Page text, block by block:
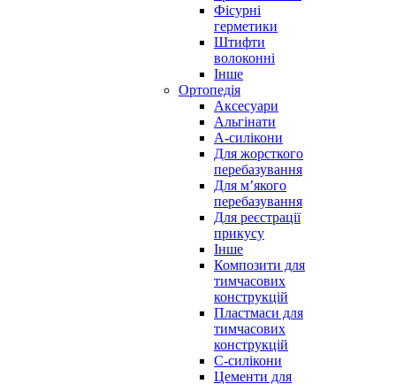
Фісурні
герметики
Штифти
волоконні
Інше
Ортопедія
Аксесуари
Альгінати
А-силікони
Для жорсткого
перебазування
Для м’якого
перебазування
Для реєстрації
прикусу
Інше
Композити для
тимчасових
конструкцій
Пластмаси для
тимчасових
конструкцій
С-силікони
Цементи для